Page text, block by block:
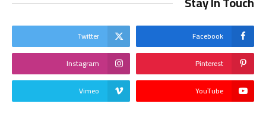
Facebook
Twitter
Pinterest
Instagram
YouTube
Vimeo